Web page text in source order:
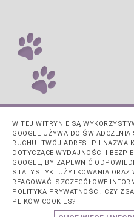
Obsługiwane
W TEJ WITRYNIE SĄ
GOOGLE UŻYWA DO
RUCHU. TWÓJ ADRES IP I NAZWA
DOTYCZĄCE WYDAJNOŚCI I
GOOGLE, BY ZAPEWNIĆ
STATYSTYKI UŻYTKOWANIA ORAZ
REAGOWAĆ. SZCZEGÓŁOWE
POLITYKA PRYWATNOŚCI. CZY
PLIKÓW COOKIES?